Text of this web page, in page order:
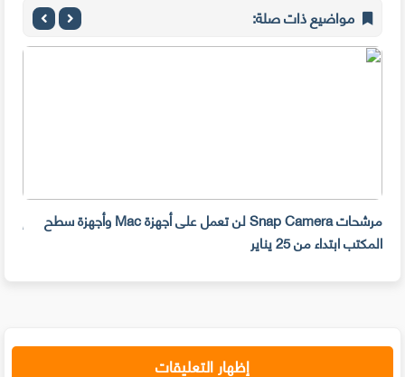
مواضيع ذات صلة:
مرشحات Snap Camera لن تعمل على أجهزة Mac وأجهزة سطح
المكتب ابتداء من 25 يناير
إظهار التعليقات